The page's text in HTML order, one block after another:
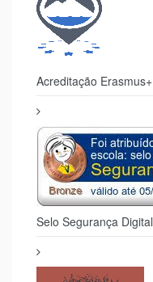
Acreditação Erasmus+
Selo Segurança Digital